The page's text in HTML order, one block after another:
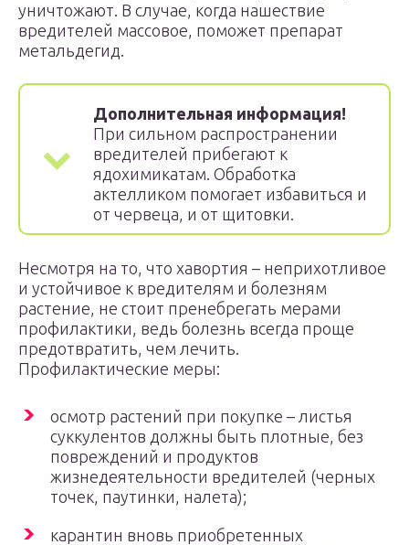
уничтожают. В случае, когда нашествие
вредителей массовое, поможет препарат
метальдегид.
Дополнительная информация!
При сильном распространении
вредителей прибегают к
ядохимикатам. Обработка
актелликом помогает избавиться и
от червеца, и от щитовки.
Несмотря на то, что хавортия – неприхотливое
и устойчивое к вредителям и болезням
растение, не стоит пренебрегать мерами
профилактики, ведь болезнь всегда проще
предотвратить, чем лечить.
Профилактические меры:
осмотр растений при покупке – листья
суккулентов должны быть плотные, без
повреждений и продуктов
жизнедеятельности вредителей (черных
точек, паутинки, налета);
карантин вновь приобретенных